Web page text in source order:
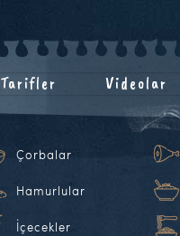
Tarifler Videolar
Çorbalar
Hamurlular
İçecekler